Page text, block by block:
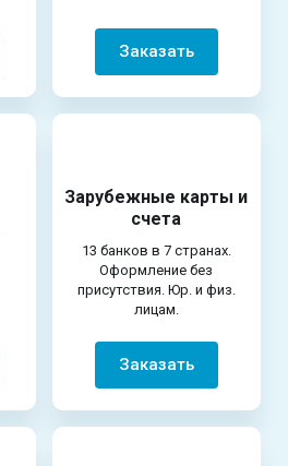
Заказать
Зарубежные карты и
счета
13 банков в 7 странах.
Оформление без
присутствия. Юр. и физ.
лицам.
Заказать